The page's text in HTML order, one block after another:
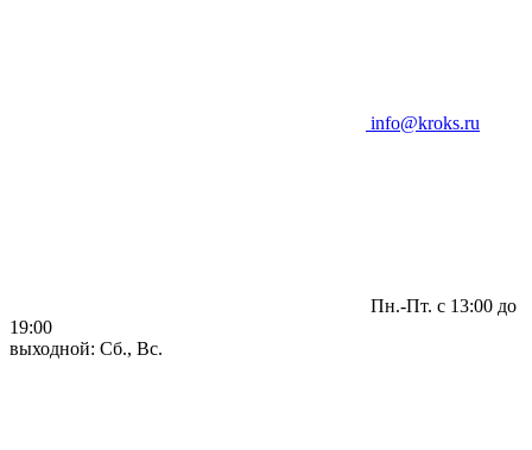
info@kroks.ru
Пн.-Пт. с 13:00 до
19:00
выходной: Сб., Вс.